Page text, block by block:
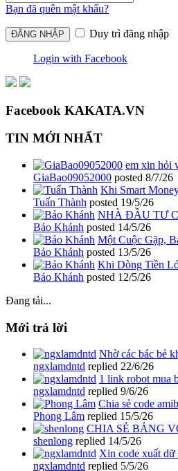
Bạn đã quên mật khẩu?
Duy trì đăng nhập
Login with Facebook
Facebook KAKATA.VN
TIN MỚI NHẤT
em xin hỏi
GiaBao09052000 posted 8/7/26
Khi Smart
Tuấn Thành posted 19/5/26
NHÀ ĐẦU TƯ
Bảo Khánh posted 14/5/26
Một Cuộc Gặp,
Bảo Khánh posted 13/5/26
Khi Dòng Tiền
Bảo Khánh posted 12/5/26
Đang tải...
Mới trả lời
Nhờ các bác bẻ
ngxlamdntd replied 22/6/26
1 link robot mua
ngxlamdntd replied 9/6/26
Chia sẻ code
Phong Lâm replied 15/5/26
CHIA SẺ BẢNG
shenlong replied 14/5/26
Xin code xuất dữ
ngxlamdntd replied 5/5/26